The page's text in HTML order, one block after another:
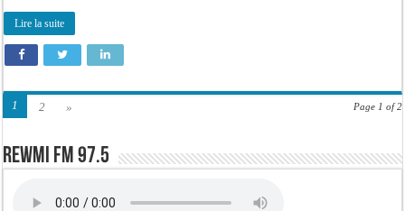
Lire la suite
Page 1 of 2
1 2 »
Rewmi FM 97.5